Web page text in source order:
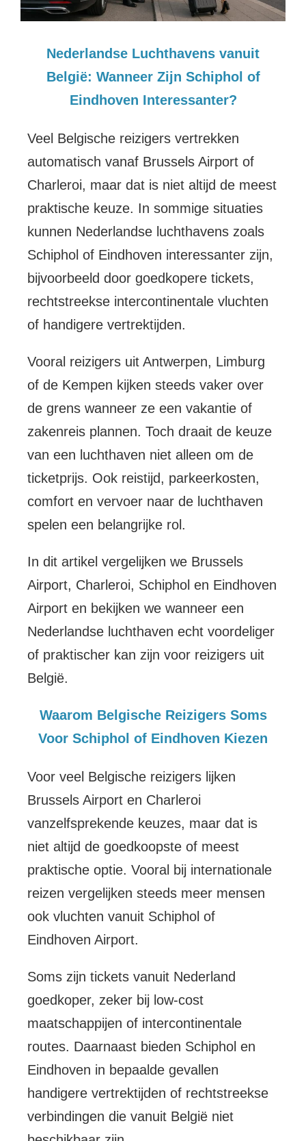
Nederlandse Luchthavens vanuit
België: Wanneer Zijn Schiphol of
Eindhoven Interessanter?
Veel Belgische reizigers vertrekken
automatisch vanaf Brussels Airport of
Charleroi, maar dat is niet altijd de meest
praktische keuze. In sommige situaties
kunnen Nederlandse luchthavens zoals
Schiphol of Eindhoven interessanter zijn,
bijvoorbeeld door goedkopere tickets,
rechtstreekse intercontinentale vluchten
of handigere vertrektijden.
Vooral reizigers uit Antwerpen, Limburg
of de Kempen kijken steeds vaker over
de grens wanneer ze een vakantie of
zakenreis plannen. Toch draait de keuze
van een luchthaven niet alleen om de
ticketprijs. Ook reistijd, parkeerkosten,
comfort en vervoer naar de luchthaven
spelen een belangrijke rol.
In dit artikel vergelijken we Brussels
Airport, Charleroi, Schiphol en Eindhoven
Airport en bekijken we wanneer een
Nederlandse luchthaven echt voordeliger
of praktischer kan zijn voor reizigers uit
België.
Waarom Belgische Reizigers Soms
Voor Schiphol of Eindhoven Kiezen
Voor veel Belgische reizigers lijken
Brussels Airport en Charleroi
vanzelfsprekende keuzes, maar dat is
niet altijd de goedkoopste of meest
praktische optie. Vooral bij internationale
reizen vergelijken steeds meer mensen
ook vluchten vanuit Schiphol of
Eindhoven Airport.
Soms zijn tickets vanuit Nederland
goedkoper, zeker bij low-cost
maatschappijen of intercontinentale
routes. Daarnaast bieden Schiphol en
Eindhoven in bepaalde gevallen
handigere vertrektijden of rechtstreekse
verbindingen die vanuit België niet